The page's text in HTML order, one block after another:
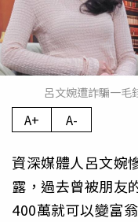
呂文婉遭詐騙一毛
A+ A-
資深媒體人呂文婉
露，過去曾被朋友
400萬就可以變富